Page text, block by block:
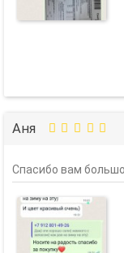
Аня
Спасибо вам